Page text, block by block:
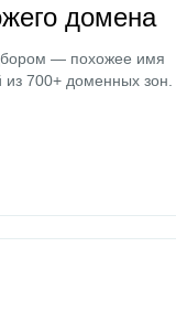
домена
— похожее имя
700+ доменных зон.